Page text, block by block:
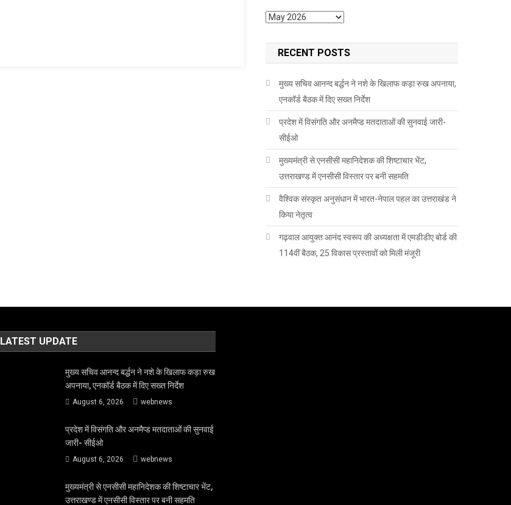
Archives
RECENT POSTS
मुख्य सचिव आनन्द बर्द्धन ने नशे के खिलाफ कड़ा रुख अपनाया,
एनकॉर्ड बैठक में दिए सख्त निर्देश
प्रदेश में विसंगति और अनमैप्ड मतदाताओं की सुनवाई जारी-
सीईओ
मुख्यमंत्री से एनसीसी महानिदेशक की शिष्टाचार भेंट,
उत्तराखण्ड में एनसीसी विस्तार पर बनी सहमति
वैश्विक संस्कृत अनुसंधान में भारत-नेपाल पहल का उत्तराखंड ने
किया नेतृत्व
गढ़वाल आयुक्त आनंद स्वरूप की अध्यक्षता में एमडीडीए बोर्ड की
114वीं बैठक, 25 विकास प्रस्तावों को मिली मंजूरी
LATEST UPDATE
मुख्य सचिव आनन्द बर्द्धन ने नशे के खिलाफ कड़ा रुख
अपनाया, एनकॉर्ड बैठक में दिए सख्त निर्देश
August 6, 2026 webnews
प्रदेश में विसंगति और अनमैप्ड मतदाताओं की सुनवाई
जारी- सीईओ
August 6, 2026 webnews
मुख्यमंत्री से एनसीसी महानिदेशक की शिष्टाचार भेंट,
उत्तराखण्ड में एनसीसी विस्तार पर बनी सहमति